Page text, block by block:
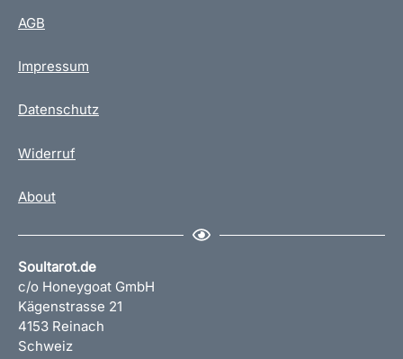
AGB
Impressum
Datenschutz
Widerruf
About
Soultarot.de
c/o Honeygoat GmbH
Kägenstrasse 21
4153 Reinach
Schweiz